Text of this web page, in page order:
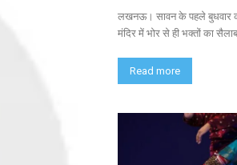
लखनऊ। सावन के पहले बुधवार को
मंदिर में भोर से ही भक्तों का
Read more